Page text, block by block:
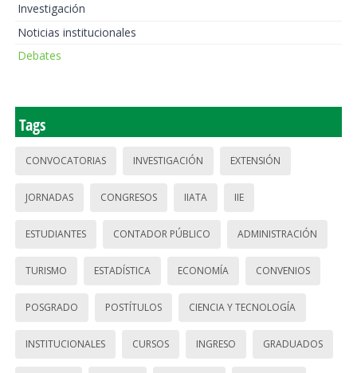
Investigación
Noticias institucionales
Debates
Tags
CONVOCATORIAS INVESTIGACIÓN EXTENSIÓN
JORNADAS CONGRESOS IIATA IIE
ESTUDIANTES CONTADOR PÚBLICO ADMINISTRACIÓN
TURISMO ESTADÍSTICA ECONOMÍA CONVENIOS
POSGRADO POSTÍTULOS CIENCIA Y TECNOLOGÍA
INSTITUCIONALES CURSOS INGRESO GRADUADOS